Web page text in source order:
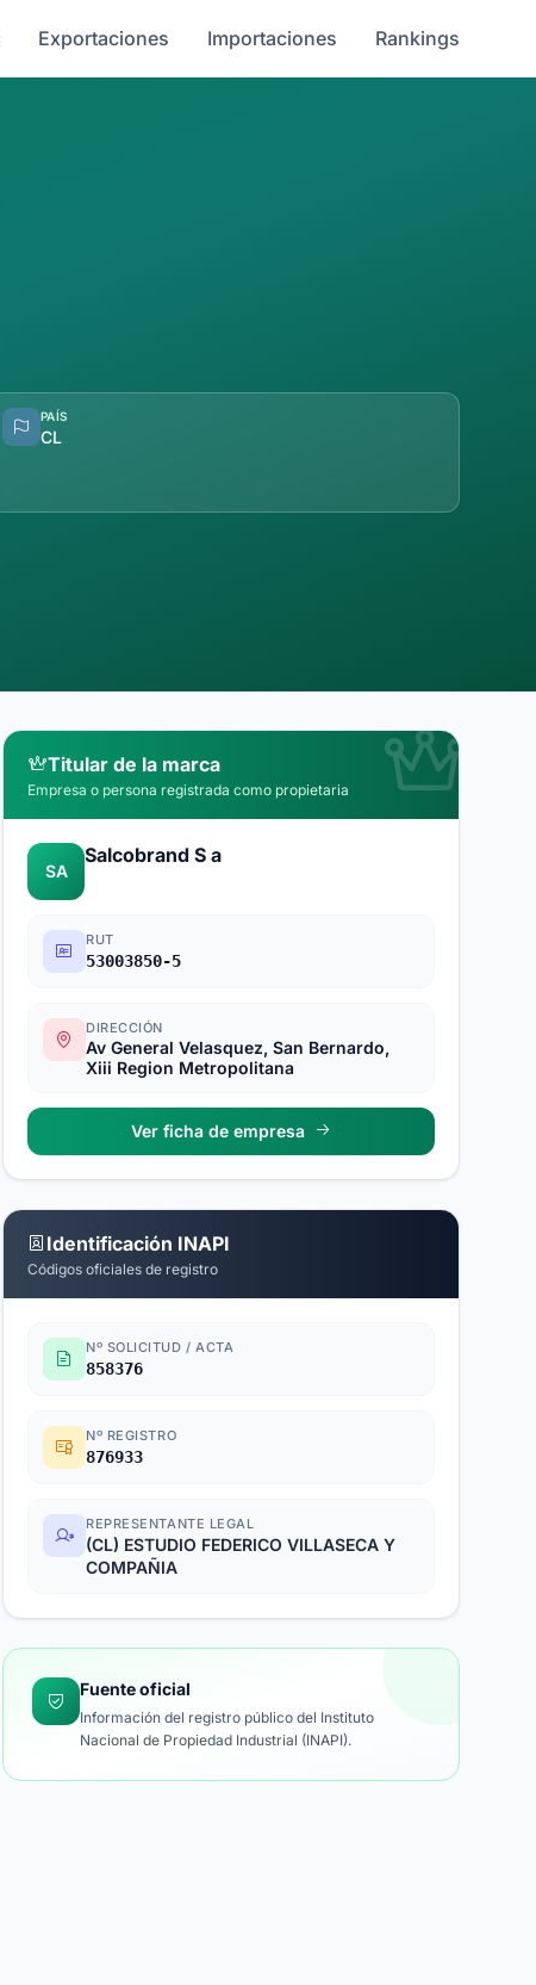
Exportaciones Importaciones Rankings
PAÍS
CL
Titular de la marca
Empresa o persona registrada como propietaria
SA
Salcobrand S a
RUT
53003850-5
DIRECCIÓN
Av General Velasquez, San Bernardo,
Xiii Region Metropolitana
Ver ficha de empresa
Identificación INAPI
Códigos oficiales de registro
Nº SOLICITUD / ACTA
858376
Nº REGISTRO
876933
REPRESENTANTE LEGAL
(CL) ESTUDIO FEDERICO VILLASECA Y
COMPAÑIA
Fuente oficial
Información del registro público del Instituto
Nacional de Propiedad Industrial (INAPI).